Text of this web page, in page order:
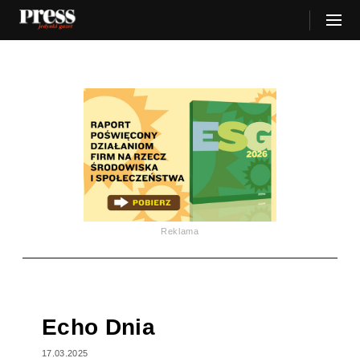
Reklama
Echo Dnia
17.03.2025